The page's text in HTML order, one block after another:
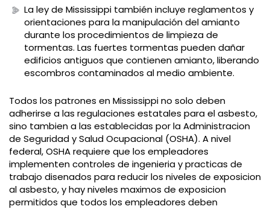
La ley de Mississippi también incluye reglamentos y
orientaciones para la manipulación del amianto
durante los procedimientos de limpieza de
tormentas. Las fuertes tormentas pueden dañar
edificios antiguos que contienen amianto, liberando
escombros contaminados al medio ambiente.
Todos los patrones en Mississippi no solo deben
adherirse a las regulaciones estatales para el asbesto,
sino tambien a las establecidas por la Administracion
de Seguridad y Salud Ocupacional (OSHA). A nivel
federal, OSHA requiere que los empleadores
implementen controles de ingenieria y practicas de
trabajo disenados para reducir los niveles de exposicion
al asbesto, y hay niveles maximos de exposicion
permitidos que todos los empleadores deben